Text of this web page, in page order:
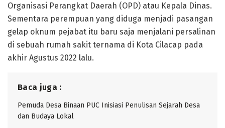
Organisasi Perangkat Daerah (OPD) atau Kepala Dinas.
Sementara perempuan yang diduga menjadi pasangan
gelap oknum pejabat itu baru saja menjalani persalinan
di sebuah rumah sakit ternama di Kota Cilacap pada
akhir Agustus 2022 lalu.
Baca juga :
Pemuda Desa Binaan PUC Inisiasi Penulisan Sejarah Desa
dan Budaya Lokal